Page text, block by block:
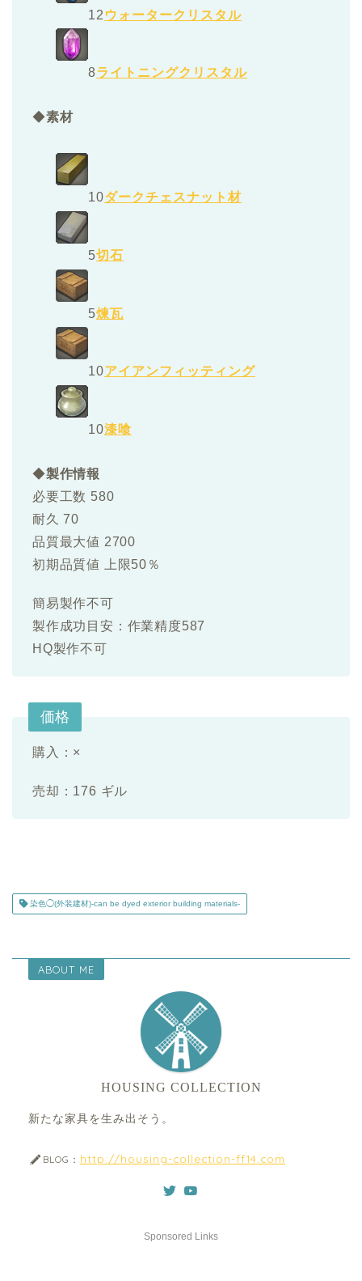
12 ウォータークリスタル
8ライトニングクリスタル
◆素材
10ダークチェスナット材
5切石
5煉瓦
10アイアンフィッティング
10漆喰
◆製作情報
必要工数 580
耐久 70
品質最大値 2700
初期品質値 上限50％
簡易製作不可
製作成功目安：作業精度587
HQ製作不可
価格
購入：×
売却：176 ギル
染色◯(外装建材)-can be dyed exterior building materials-
ABOUT ME
HOUSING COLLECTION
新たな家具を生み出そう。
BLOG： http://housing-collection-ff14.com
Sponsored Links